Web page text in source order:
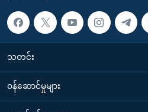
သတင်း
၀န်ဆောင်မှုများ